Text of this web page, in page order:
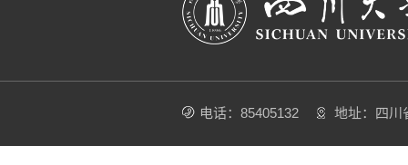
电话：85405132 地址：四川